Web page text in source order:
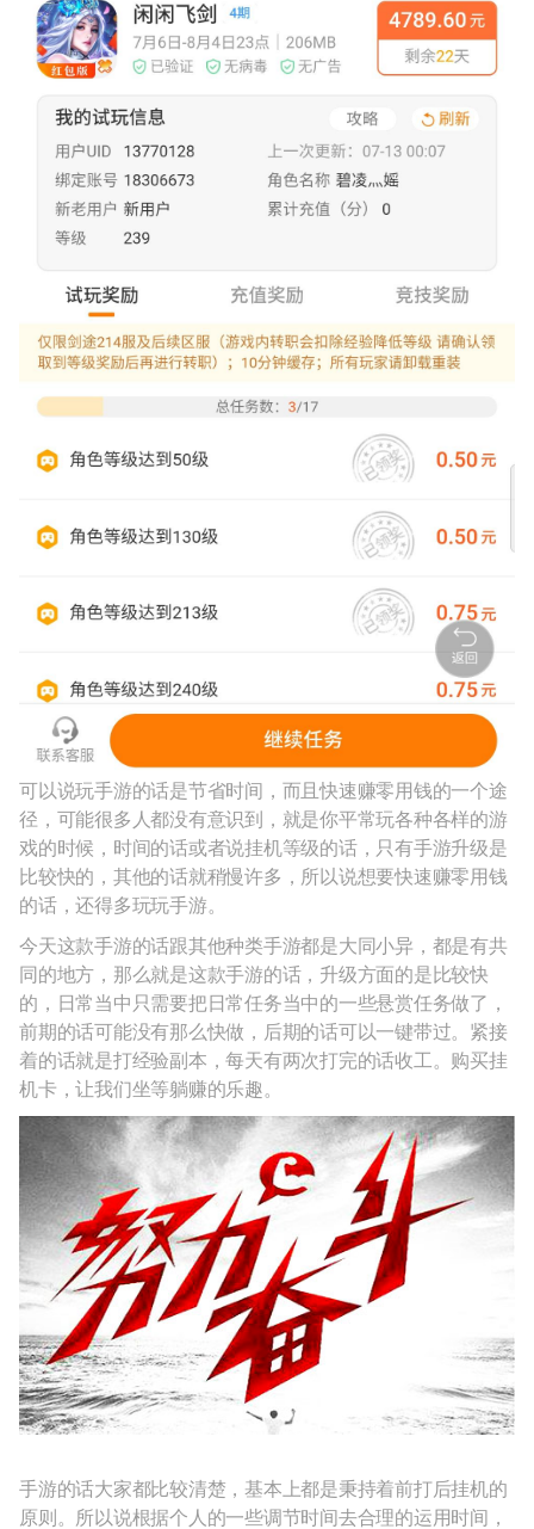
可以说玩手游的话是节省时间，而且快速赚零用钱的一个途
径，可能很多人都没有意识到，就是你平常玩各种各样的游
戏的时候，时间的话或者说挂机等级的话，只有手游升级是
比较快的，其他的话就稍慢许多，所以说想要快速赚零用钱
的话，还得多玩玩手游。
今天这款手游的话跟其他种类手游都是大同小异，都是有共
同的地方，那么就是这款手游的话，升级方面的是比较快
的，日常当中只需要把日常任务当中的一些悬赏任务做了，
前期的话可能没有那么快做，后期的话可以一键带过。紧接
着的话就是打经验副本，每天有两次打完的话收工。购买挂
机卡，让我们坐等躺赚的乐趣。
手游的话大家都比较清楚，基本上都是秉持着前打后挂机的
原则。所以说根据个人的一些调节时间去合理的运用时间，